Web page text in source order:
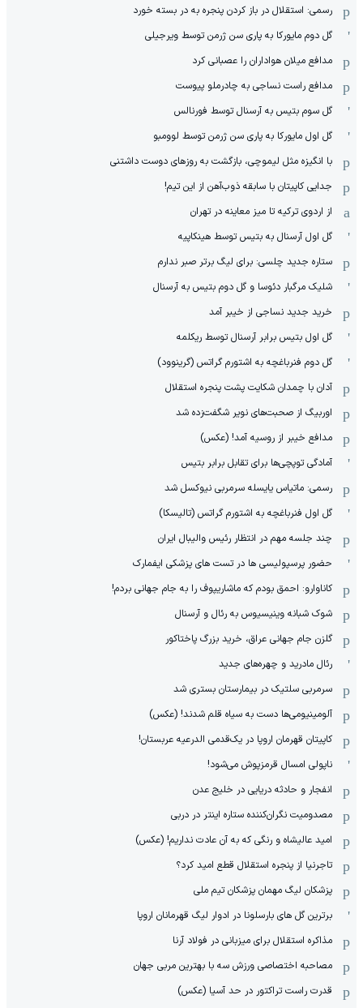
رسمی: استقلال در باز کردن پنجره به در بسته خورد
گل دوم مایورکا به پاری سن ژرمن توسط ویرجیلی
مدافع میلان هواداران را عصبانی کرد
مدافع راست نساجی به چادرملو پیوست
گل سوم بتیس به آرسنال توسط فورنالس
گل اول مایورکا به پاری سن ژرمن توسط لوومبو
با انگیزه مثل لیموچی، بازگشت به روزهای دوست داشتنی
جدایی کاپیتان با سابقه ذوب‌آهن از این تیم!
از اردوی ترکیه تا میز معاینه در تهران
گل اول آرسنال به بتیس توسط هینکاپیه
ستاره جدید چلسی: برای لیگ برتر صبر ندارم
شلیک مرگبار دئوسا و گل دوم بتیس به آرسنال
خرید جدید نساجی از خیبر آمد
گل اول بتیس برابر آرسنال توسط ریکلمه
گل دوم فنرباغچه به اشتورم گراتس (گرینوود)
آدان با چمدان شکایت پشت پنجره استقلال
اوربیگ از صحبت‌های نویر شگفت‌زده شد
مدافع خیبر از روسیه آمد! (عکس)
آمادگی توپچی‌ها برای تقابل برابر بتیس
رسمی: ماتیاس یایسله سرمربی نیوکسل شد
گل اول فنرباغچه به اشتورم گراتس (تالیسکا)
چند جلسه مهم در انتظار رئیس والیبال ایران
حضور پرسپولیسی ها در تست های پزشکی ایفمارک
کاناوارو: احمق بودم که ماشاریپوف را به جام جهانی بردم!
شوک شبانه وینیسیوس به رئال و آرسنال
گلزن جام جهانی عراق، خرید بزرگ پاختاکور
رئال مادرید و چهره‌های جدید
سرمربی سلتیک در بیمارستان بستری شد
آلومینیومی‌ها دست به سیاه قلم شدند! (عکس)
کاپیتان قهرمان اروپا در یک‌قدمی الدرعیه عربستان!
ناپولی امسال قرمزپوش می‌شود!
انفجار و حادثه دریایی در خلیج عدن
مصدومیت نگران‌کننده ستاره اینتر در دربی
امید عالیشاه و رنگی که به آن عادت نداریم! (عکس)
تاجرنیا از پنجره استقلال قطع امید کرد؟
پزشکان لیگ مهمان پزشکان تیم ملی
برترین گل های بارسلونا در ادوار لیگ قهرمانان اروپا
مذاکره استقلال برای میزبانی در فولاد آرنا
مصاحبه اختصاصی ورزش سه با بهترین مربی جهان
قدرت راست تراکتور در حد آسیا (عکس)